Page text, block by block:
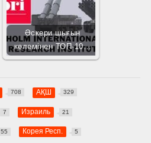
Әскери шығын
көлемінен ТОП-10…
708 АҚШ 329
7 Израиль 21
55 Корея Респ. 5